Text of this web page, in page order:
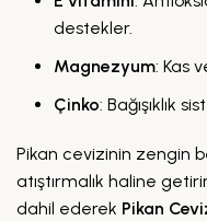
destekler.
Magnezyum: Kas
Çinko: Bağışıklık
Pikan cevizinin zengin
atıştırmalık haline
dahil ederek Pikan